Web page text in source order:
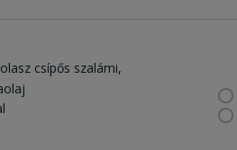
olasz csípős szalámi